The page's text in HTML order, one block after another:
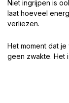
Niet ingrijpen is
laat hoeveel
verliezen.
Het moment dat je
geen zwakte. Het